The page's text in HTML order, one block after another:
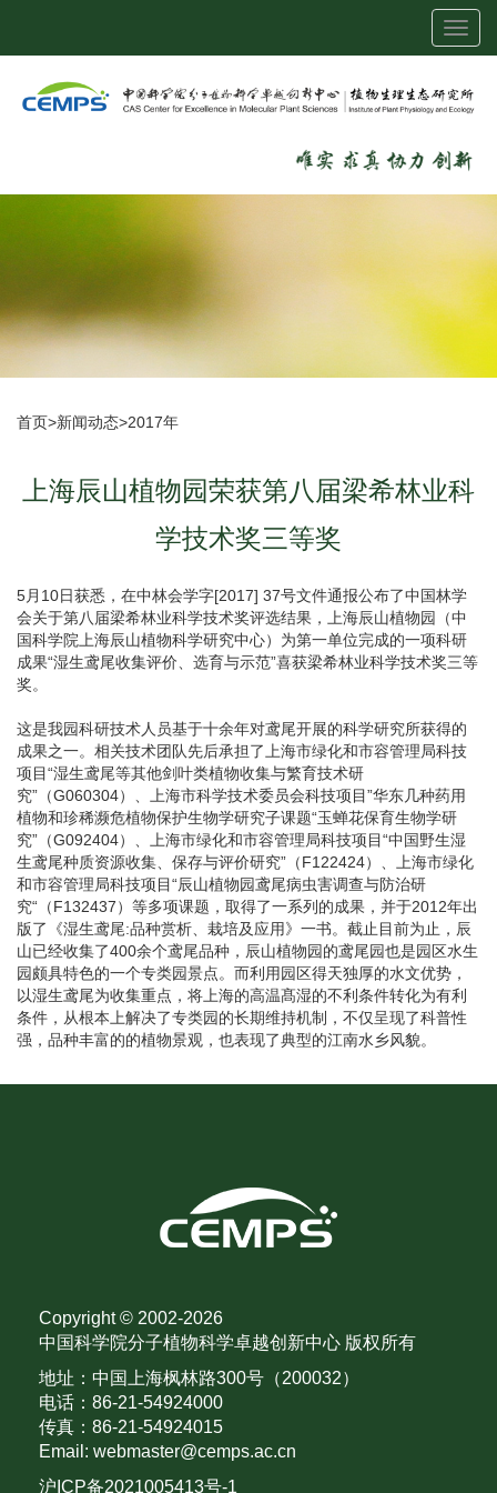
首页>新闻动态>2017年
上海辰山植物园荣获第八届梁希林业科
学技术奖三等奖
5月10日获悉，在中林会学字[2017] 37号文件通报公布了中国林学
会关于第八届梁希林业科学技术奖评选结果，上海辰山植物园（中
国科学院上海辰山植物科学研究中心）为第一单位完成的一项科研
成果“湿生鸢尾收集评价、选育与示范”喜获梁希林业科学技术奖三等
奖。
这是我园科研技术人员基于十余年对鸢尾开展的科学研究所获得的
成果之一。相关技术团队先后承担了上海市绿化和市容管理局科技
项目“湿生鸢尾等其他剑叶类植物收集与繁育技术研
究”（G060304）、上海市科学技术委员会科技项目”华东几种药用
植物和珍稀濒危植物保护生物学研究子课题“玉蝉花保育生物学研
究”（G092404）、上海市绿化和市容管理局科技项目“中国野生湿
生鸢尾种质资源收集、保存与评价研究”（F122424）、上海市绿化
和市容管理局科技项目“辰山植物园鸢尾病虫害调查与防治研
究“（F132437）等多项课题，取得了一系列的成果，并于2012年出
版了《湿生鸢尾:品种赏析、栽培及应用》一书。截止目前为止，辰
山已经收集了400余个鸢尾品种，辰山植物园的鸢尾园也是园区水生
园颇具特色的一个专类园景点。而利用园区得天独厚的水文优势，
以湿生鸢尾为收集重点，将上海的高温髙湿的不利条件转化为有利
条件，从根本上解决了专类园的长期维持机制，不仅呈现了科普性
强，品种丰富的的植物景观，也表现了典型的江南水乡风貌。
Copyright © 2002-2026
中国科学院分子植物科学卓越创新中心 版权所有
地址：中国上海枫林路300号（200032）
电话：86-21-54924000
传真：86-21-54924015
Email: webmaster@cemps.ac.cn
沪ICP备2021005413号-1